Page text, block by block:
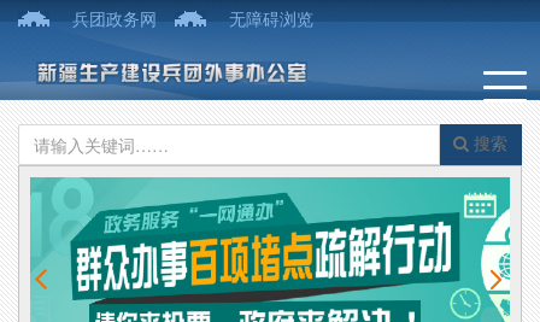
兵团政务网 无障碍浏览
搜索